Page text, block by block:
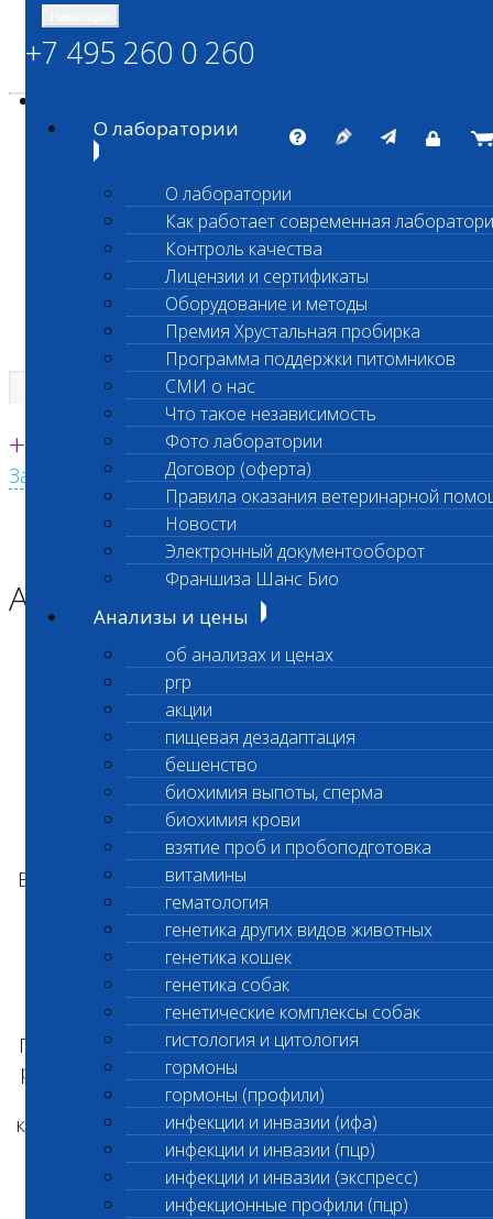
ШАНС БИО
Независимая ветеринарная лаборатория
Единая круглосуточная справочная
+7 495 260 0 260
Заказать звонок с сайта
+7 495 260 0 260
О лаборатории
О лаборатории
Как работает современная
Контроль качества
Лицензии и сертификаты
Оборудование и методы
Премия Хрустальная пробирка
Программа поддержки питомников
СМИ о нас
Что такое независимость
Фото лаборатории
Договор (оферта)
Правила оказания ветеринарной
Новости
Электронный документооборот
Франшиза Шанс Био
Анализы и цены
об анализах и ценах
prp
акции
пищевая дезадаптация
бешенство
биохимия выпоты, сперма
биохимия крови
взятие проб и пробоподготовка
витамины
гематология
генетика других видов животных
генетика кошек
генетика собак
генетические комплексы собак
гистология и цитология
гормоны
гормоны (профили)
инфекции и инвазии (ифа)
инфекции и инвазии (пцр)
инфекции и инвазии (экспресс)
инфекционные профили (пцр)
Главная страница
Акция
Уважаемые клиенты лаборатории!
15 октября 2025 г. лаборатория Бутово,
расположенная по адресу ул. Адмирала
Лазарева, д. 23 отмечает важную дату -
первую годовщинусвоегооткрытия!
В честь этого мы рады объявить новые акции
для наших клиентов:
Акция «Скидочная карта в подарок»
При сдаче любых анализов на сумму от 1 000
руб. вы получаете в подарок карту владельца
на скидку 10%. Скидка действует во всех
клиниках и лабораторных офисах «Шанс Био»
на лабораторные и лечебные мероприятия.